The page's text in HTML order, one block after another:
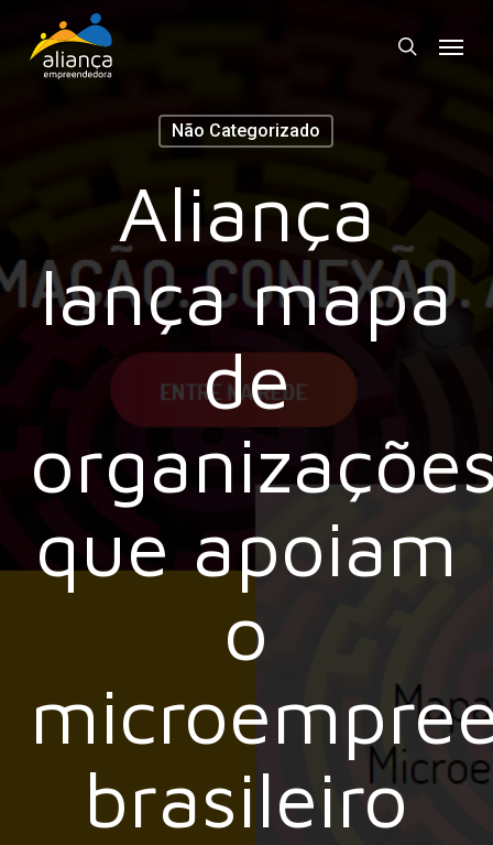
search
Não Categorizado
Aliança
lança mapa
de
que apoiam
o
brasileiro